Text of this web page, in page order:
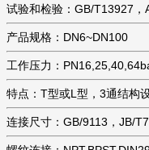
试验和检验：GB/T13927，
产品规格：DN6~DN100
工作压力：
特点：T型或L型，3通结构
连接尺寸：GB/9113，JB/